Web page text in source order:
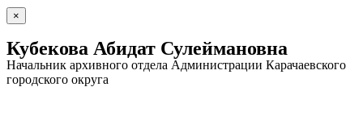
×
Кубекова Абидат Сулеймановна
Начальник архивного отдела Администрации Карачаевского
городского округа